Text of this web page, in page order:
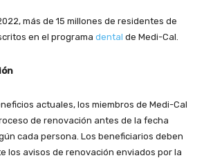
más de 15 millones de residentes de
en el programa dental de Medi-Cal.
actuales, los miembros de Medi-Cal
de renovación antes de la fecha
cada persona. Los beneficiarios deben
los avisos de renovación enviados por la